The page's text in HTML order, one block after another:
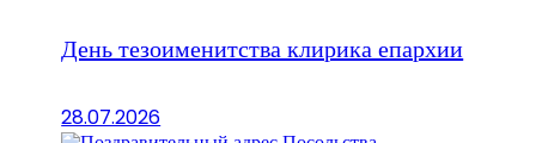
День тезоименитства клирика епархии
28.07.2026